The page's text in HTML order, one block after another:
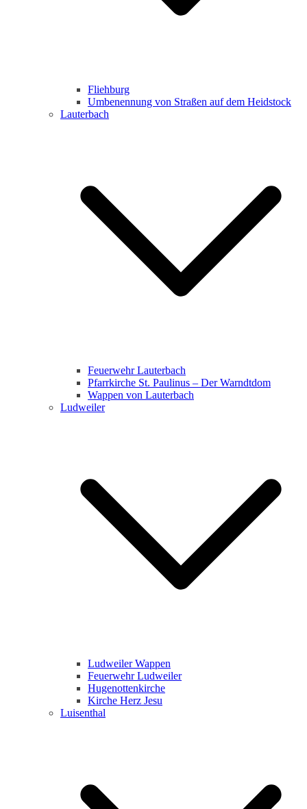
Fliehburg
Umbenennung von Straßen auf dem Heidstock
Lauterbach
Feuerwehr Lauterbach
Pfarrkirche St. Paulinus – Der Warndtdom
Wappen von Lauterbach
Ludweiler
Ludweiler Wappen
Feuerwehr Ludweiler
Hugenottenkirche
Kirche Herz Jesu
Luisenthal